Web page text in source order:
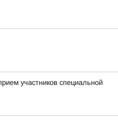
участников специальной